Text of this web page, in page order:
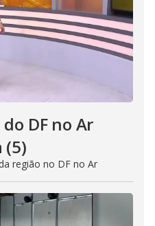
DF no Ar
(5)
região no DF no Ar